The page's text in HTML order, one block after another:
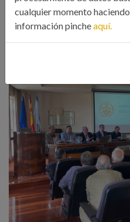
cualquier momento
información pincheaquí.